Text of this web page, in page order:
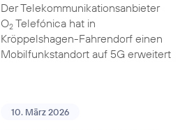
Der Telekommunikationsanbieter
O2Telefónica hat in
Kröppelshagen-Fahrendorf einen
Mobilfunkstandort auf 5G erweitert
10. März 2026